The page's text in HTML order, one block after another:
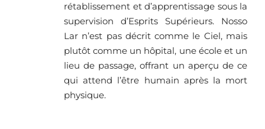
rétablissement et d’apprentissage sous la
supervision d’Esprits Supérieurs. Nosso
Lar n’est pas décrit comme le Ciel, mais
plutôt comme un hôpital, une école et un
lieu de passage, offrant un aperçu de ce
qui attend l’être humain après la mort
physique.